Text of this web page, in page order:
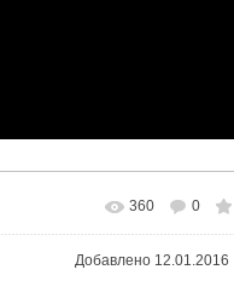
360 0
Добавлено12.01.2016